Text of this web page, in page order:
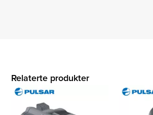
Relaterte produkter